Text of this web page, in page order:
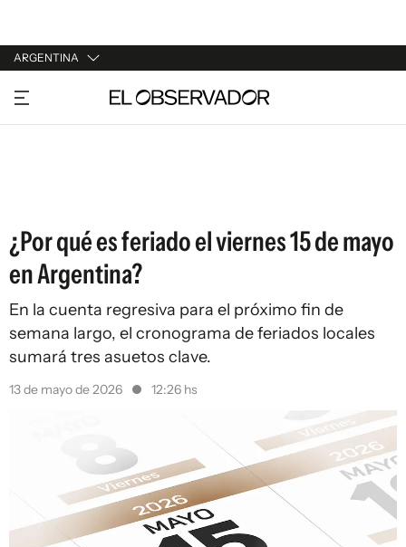
ARGENTINA
URUGUAY
ARGENTINA
¿Por qué es feriado el viernes 15 de mayo
en Argentina?
En la cuenta regresiva para el próximo fin de
semana largo, el cronograma de feriados locales
sumará tres asuetos clave.
13 de mayo de 2026 12:26 hs